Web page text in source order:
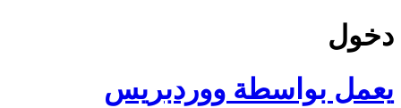
دخول
يعمل بواسطة ووردبريس